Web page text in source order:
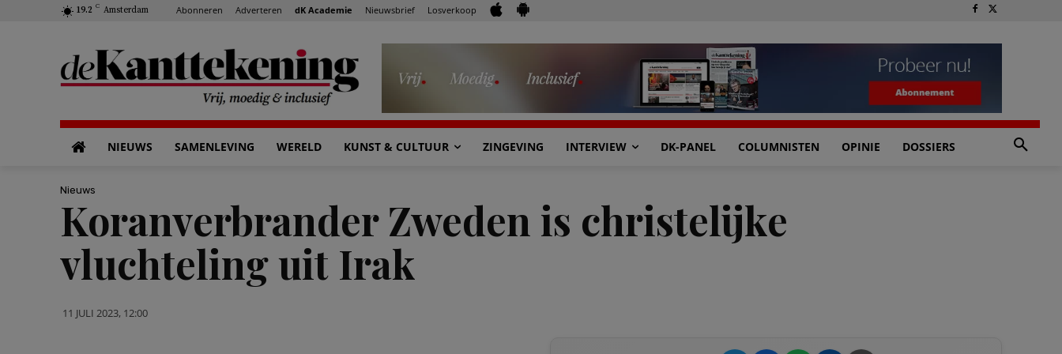
19.2 C Amsterdam Abonneren Adverteren dK Academie Nieuwsbrief Losverkoop
NIEUWS SAMENLEVING WERELD KUNST & CULTUUR ZINGEVING INTERVIEW DK-PANEL COLUMNISTEN OPINIE DOSSIERS
Nieuws
Koranverbrander Zweden is christelijke
vluchteling uit Irak
11 JULI 2023, 12:00